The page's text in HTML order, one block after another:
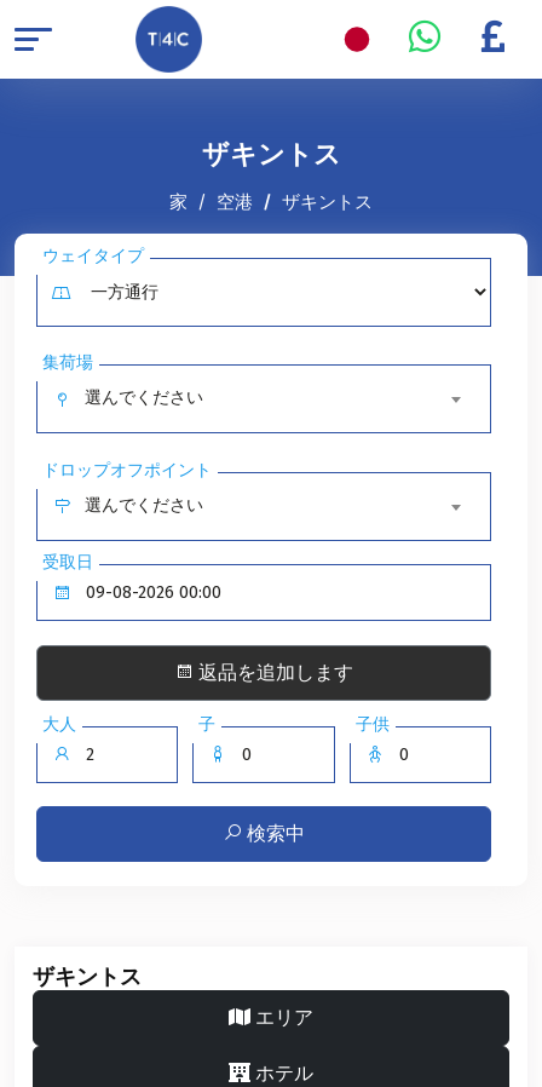
ザキントス
家 空港 ザキントス
ウェイタイプ
集荷場
選んでください
ドロップオフポイント
選んでください
受取日
返品を追加します
大人 子 子供
検索中
ザキントス
エリア
ホテル